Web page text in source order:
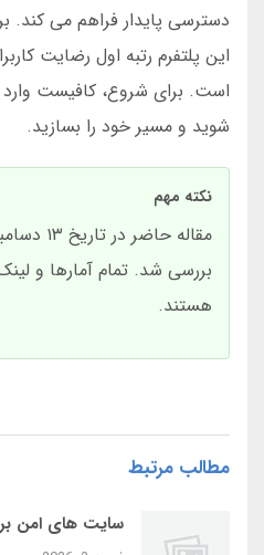
این پلتفرم رتبه اول رضایت
شوید و مسیر خود را بسازید.
نکته مهم
بررسی شد. تمام آمارها و
هستند.
مطالب مرتبط
سایت‌ های امن